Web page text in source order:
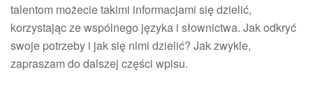
talentom możecie takimi informacjami się dzielić,
korzystając ze wspólnego języka i słownictwa. Jak odkryć
swoje potrzeby i jak się nimi dzielić? Jak zwykle,
zapraszam do dalszej części wpisu.